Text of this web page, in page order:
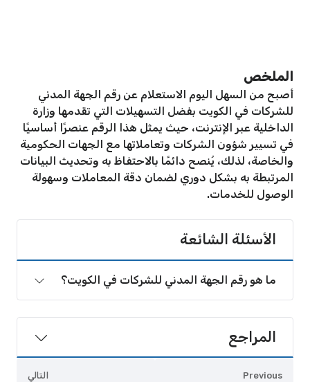
الملخص
أصبح من السهل اليوم الاستعلام عن رقم الجهة المدني
للشركات في الكويت بفضل التسهيلات التي تقدمها وزارة
الداخلية عبر الإنترنت، حيث يمثل هذا الرقم عنصرًا أساسيًا
في تسيير شؤون الشركات وتعاملاتها مع الجهات الحكومية
والخاصة، لذلك، يُنصح دائمًا بالاحتفاظ به وتحديث البيانات
المرتبطة به بشكل دوري لضمان دقة المعاملات وسهولة
الوصول للخدمات.
الأسئلة الشائعة
ما هو رقم الجهة المدني للشركات في الكويت؟
المراجع
Previous التالي